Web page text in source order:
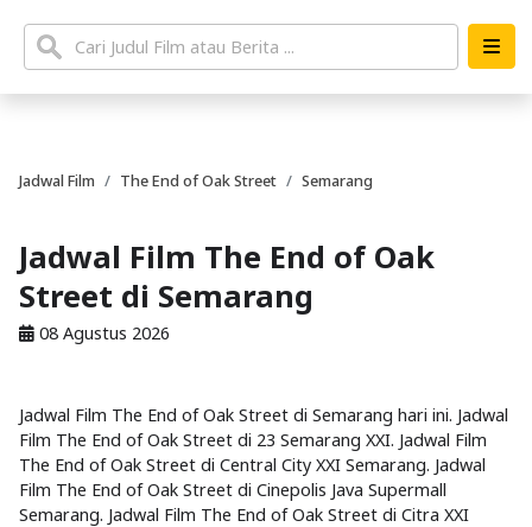
Jadwal Film The End of Oak Street Semarang
Jadwal Film The End of Oak
Street di Semarang
08 Agustus 2026
Jadwal Film The End of Oak Street di Semarang hari ini. Jadwal
Film The End of Oak Street di 23 Semarang XXI. Jadwal Film
The End of Oak Street di Central City XXI Semarang. Jadwal
Film The End of Oak Street di Cinepolis Java Supermall
Semarang. Jadwal Film The End of Oak Street di Citra XXI